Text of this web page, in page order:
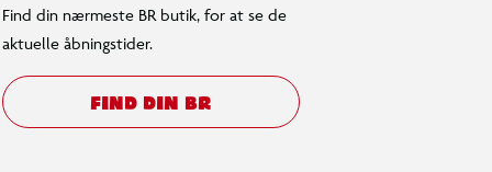
Find din nærmeste BR butik, for at se de
aktuelle åbningstider.
FIND DIN BR